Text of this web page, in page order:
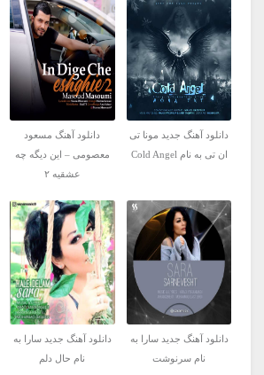
دانلود آهنگ جدید مونا تی
ان تی به نام Cold Angel
دانلود آهنگ مسعود
معصومی – این دیگه چه
عشقیه ۲
دانلود آهنگ جدید سارا به
نام سرنوشت
دانلود آهنگ جدید سارا به
نام حال دلم